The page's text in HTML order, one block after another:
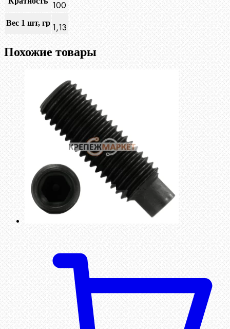
100
Вес 1 шт, гр 1,13
Похожие товары